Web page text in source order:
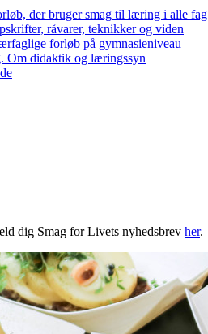
der bruger smag til læring i alle fag
råvarer, teknikker og viden
forløb på gymnasieniveau
Om didaktik og læringssyn
dig Smag for Livets nyhedsbrev her.